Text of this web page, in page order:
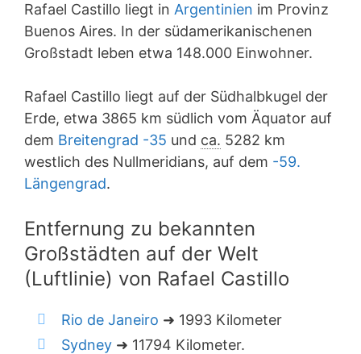
Rafael Castillo liegt in Argentinien im Provinz
Buenos Aires. In der südamerikanischenen
Großstadt leben etwa 148.000 Einwohner.
Rafael Castillo liegt auf der Südhalbkugel der
Erde, etwa 3865 km südlich vom Äquator auf
dem Breitengrad -35 und ca. 5282 km
westlich des Nullmeridians, auf dem -59.
Längengrad.
Entfernung zu bekannten
Großstädten auf der Welt
(Luftlinie) von Rafael Castillo
Rio de Janeiro ➜ 1993 Kilometer
Sydney ➜ 11794 Kilometer.